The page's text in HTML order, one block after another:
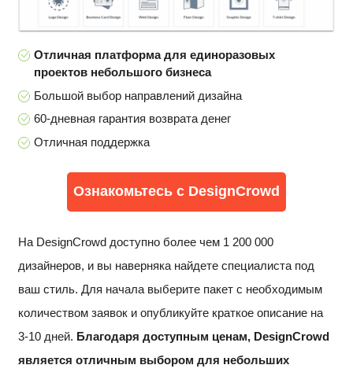
Отличная платформа для единоразовых
проектов небольшого бизнеса
Большой выбор направлений дизайна
60-дневная гарантия возврата денег
Отличная поддержка
Ознакомьтесь с DesignCrowd
На DesignCrowd доступно более чем 1 200 000
дизайнеров, и вы наверняка найдете специалиста под
ваш стиль. Для начала выберите пакет с необходимым
количеством заявок и опубликуйте краткое описание на
3-10 дней. Благодаря доступным ценам, DesignCrowd
является отличным выбором для небольших